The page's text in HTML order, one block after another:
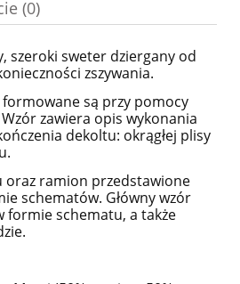
(0)
szeroki sweter dziergany od
zszywania.
są przy pomocy
zawiera opis wykonania
dekoltu: okrągłej plisy
oraz ramion przedstawione
schematów. Główny wzór
formie schematu, a także